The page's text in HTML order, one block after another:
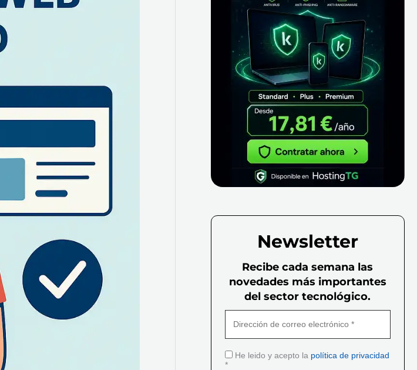
Newsletter
Recibe cada semana las
novedades más importantes
del sector tecnológico.
He leido y acepto la política de privacidad
*